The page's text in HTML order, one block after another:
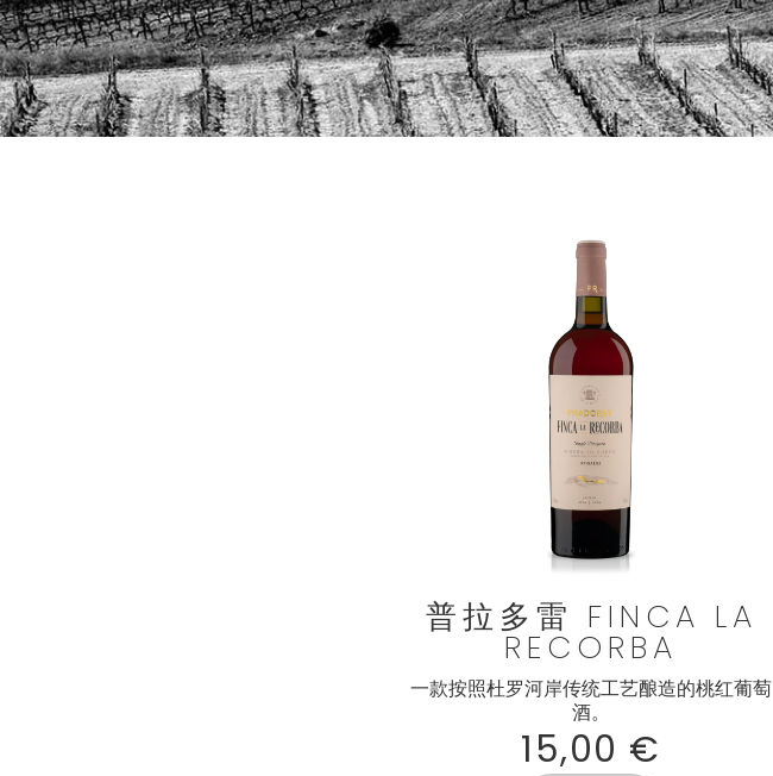
普拉多雷 FINCA LA
RECORBA
一款按照杜罗河岸传统工艺酿造的桃红葡萄
酒。
15,00 €